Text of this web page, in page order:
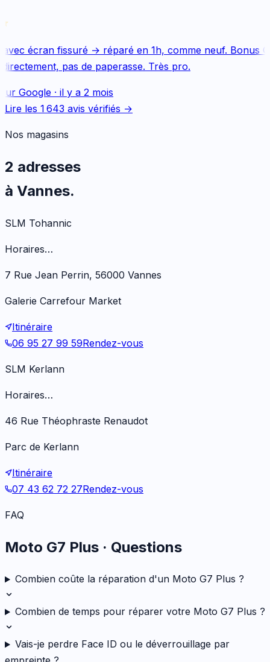
écran fissuré → réparé en 1h, comme neuf. Bonus
pas de paperasse. Très pro.
Google· il y a 2 mois
Lire les 1 643 avis vérifiés →
Nos magasins
2 adresses
à Vannes.
SLM Tohannic
Horaires…
7 Rue Jean Perrin, 56000 Vannes
Galerie Carrefour Market
Itinéraire
06 95 27 99 59Rendez-vous
SLM Kerlann
Horaires…
46 Rue Théophraste Renaudot
Parc de Kerlann
Itinéraire
07 43 62 72 27Rendez-vous
FAQ
Moto G7 Plus · Questions
Combien coûte la réparation d'un Moto G7 Plus ?
Combien de temps pour réparer votre Moto G7 Plus ?
Vais-je perdre Face ID ou le déverrouillage par